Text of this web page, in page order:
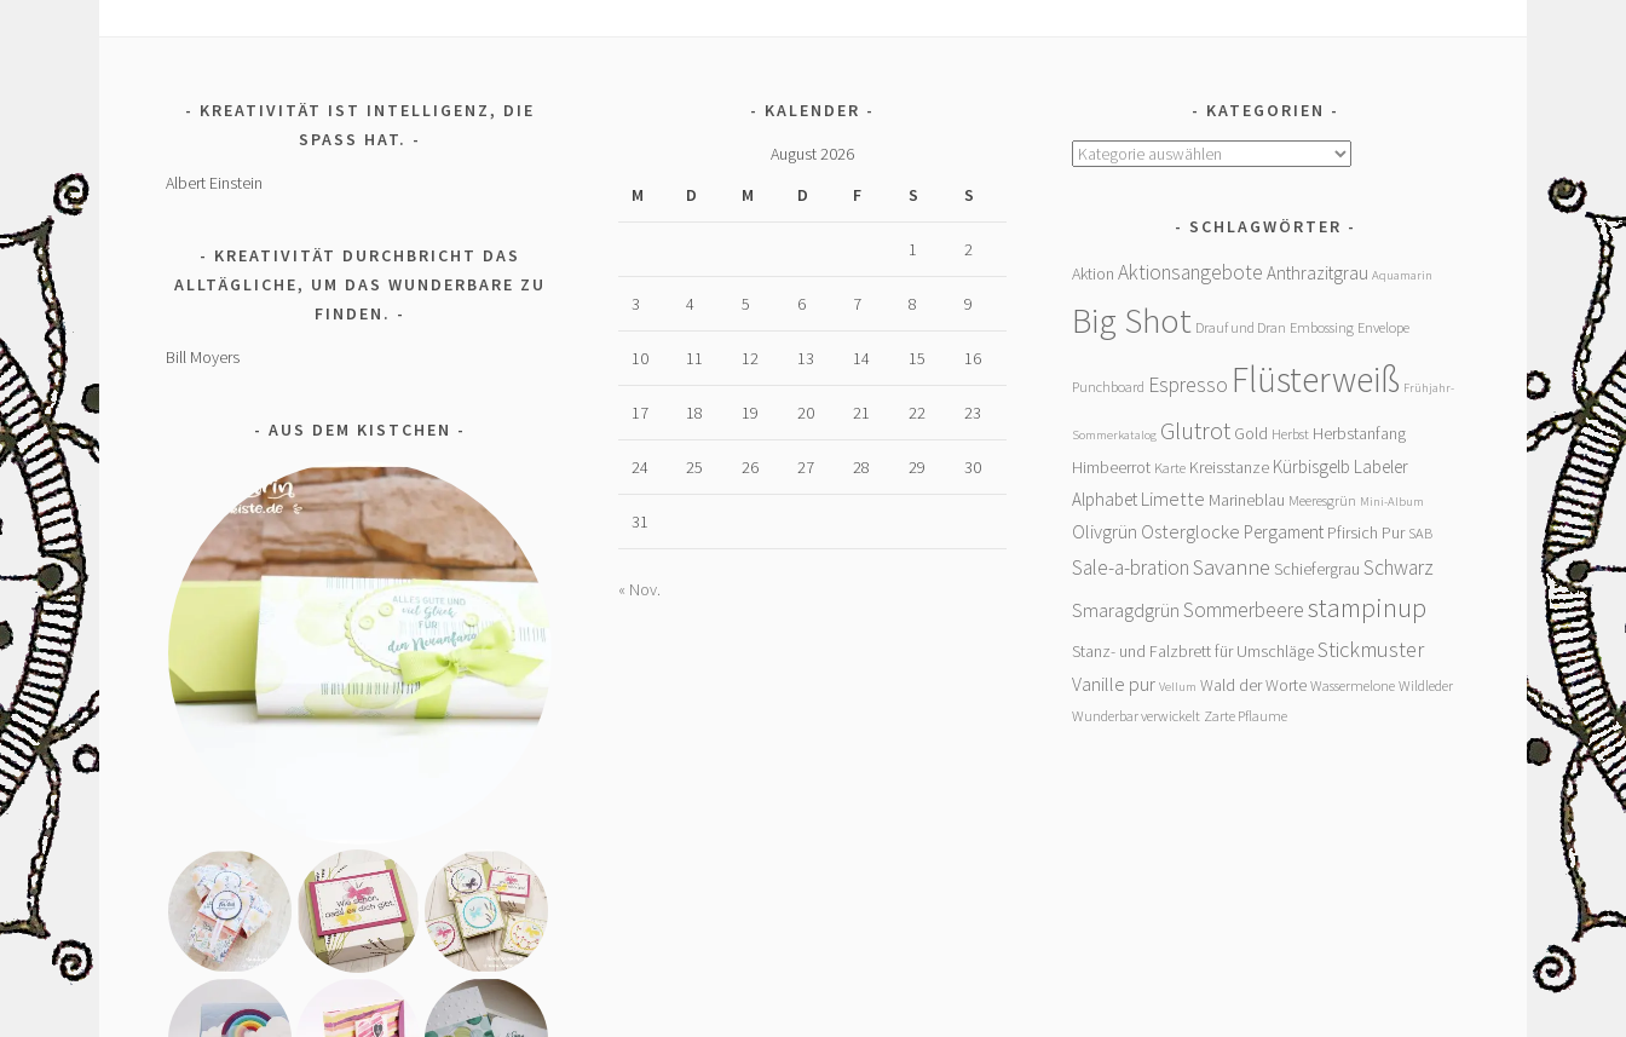
KREATIVITÄT IST INTELLIGENZ, DIE
SPASS HAT.
Albert Einstein
KREATIVITÄT DURCHBRICHT DAS
ALLTÄGLICHE, UM DAS WUNDERBARE ZU
FINDEN.
Bill Moyers
AUS DEM KISTCHEN
KALENDER
August 2026
M
D M D F S S
1 2
3 4 5 6 7 8 9
10 11 12 13 14 15 16
17 18 19 20 21 22 23
24 25 26 27 28 29 30
31
« Nov.
KATEGORIEN
Kategorien
SCHLAGWÖRTER
Aktion Aktionsangebote Anthrazitgrau Aquamarin
Big Shot Drauf und Dran Embossing Envelope
Punchboard Espresso Flüsterweiß Frühjahr-
Sommerkatalog Glutrot Gold Herbst Herbstanfang
Himbeerrot Karte Kreisstanze Kürbisgelb Labeler
Alphabet Limette Marineblau Meeresgrün Mini-Album
Olivgrün Osterglocke Pergament Pfirsich Pur SAB
Sale-a-brationSavanne Schiefergrau Schwarz
Smaragdgrün Sommerbeerestampinup
Stanz- und Falzbrett für UmschlägeStickmuster
Vanille pur Vellum Wald der Worte Wassermelone Wildleder
Wunderbar verwickelt Zarte Pflaume